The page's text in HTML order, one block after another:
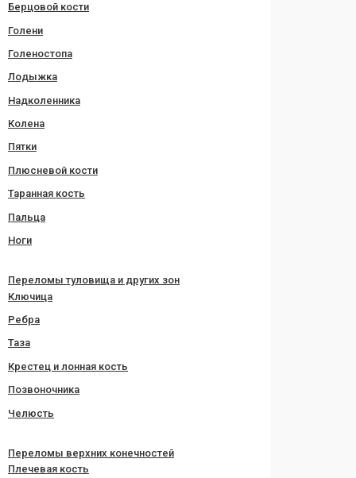
Берцовой кости
Голени
Голеностопа
Лодыжка
Надколенника
Колена
Пятки
Плюсневой кости
Таранная кость
Пальца
Ноги
Переломы туловища и других зон
Ключица
Ребра
Таза
Крестец и лонная кость
Позвоночника
Челюсть
Переломы верхних конечностей
Плечевая кость